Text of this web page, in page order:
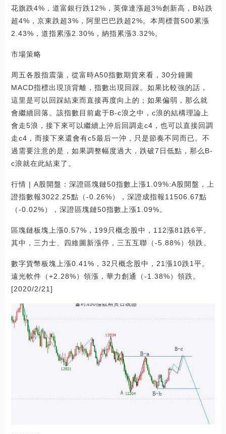
花旗跌4%，道富銀行跌12%，英偉達漲超3%創新高，B站跌
超4%，京東跌超3%，阿里巴巴跌超2%。本周標普500累漲
2.43%，道指累漲2.30%，納指累漲3.32%。
市場策略
周五各股指震蕩，從富時A50指數期貨來看，30分鐘圖
MACD指標出現頂背離，指數出現回踩。如果比較強的話，
這里是可以回踩結束而直接再度向上的；如果偏弱，那么就
會繼續回落。該指數目前處于B-c浪之中，c浪的結構理論上
會走5浪，接下來可以繼續上沖后回調走c4，也可以直接回調
走c4，而接下來還會有c5最后一沖，只是節奏不同而已。不
過需要注意的是，如果調整幅度過大，跌破7日低點，那么B-
c浪就在此結束了。
行情 | A股開盤：深證區塊鏈50指數上漲1.09%:A股開盤，上
證指數報3022.25點（-0.26%），深證成指報11506.67點
（-0.02%），深證區塊鏈50指數上漲1.09%。
區塊鏈板塊上漲0.57%，199只概念股中，112漲81跌6平。
其中，三力士、四維圖新漲停，三五互聯（-5.88%）領跌。
數字貨幣板塊上漲0.41%，32只概念股中，21漲10跌1平。
遠光軟件（+2.28%）領漲，華力創通（-1.38%）領跌。
[2020/2/21]